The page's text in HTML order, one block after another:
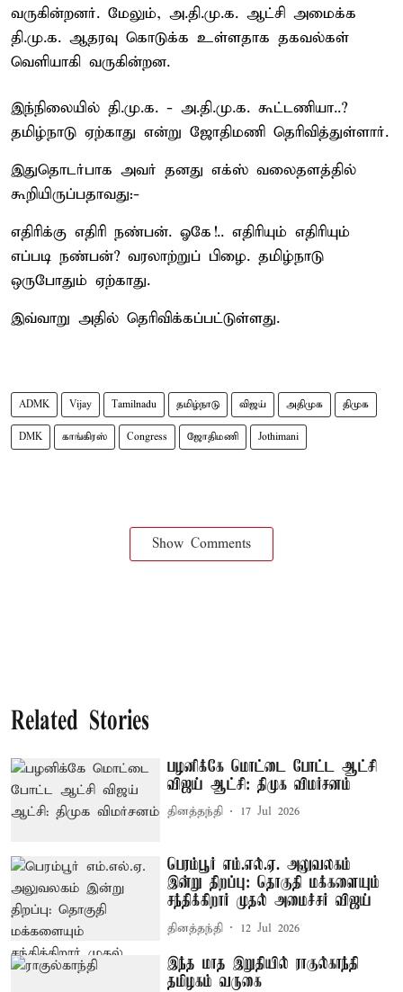
வருகின்றனர். மேலும், அ.தி.மு.க. ஆட்சி அமைக்க
தி.மு.க. ஆதரவு கொடுக்க உள்ளதாக தகவல்கள்
வெளியாகி வருகின்றன.
இந்நிலையில் தி.மு.க. - அ.தி.மு.க. கூட்டணியா..?
தமிழ்நாடு ஏற்காது என்று ஜோதிமணி தெரிவித்துள்ளார்.
இதுதொடர்பாக அவர் தனது எக்ஸ் வலைதளத்தில்
கூறியிருப்பதாவது:-
எதிரிக்கு எதிரி நண்பன். ஓகே!.. எதிரியும் எதிரியும்
எப்படி நண்பன்? வரலாற்றுப் பிழை. தமிழ்நாடு
ஒருபோதும் ஏற்காது.
இவ்வாறு அதில் தெரிவிக்கப்பட்டுள்ளது.
ADMK Vijay Tamilnadu தமிழ்நாடு விஜய் அதிமுக திமுக
DMK காங்கிரஸ் Congress ஜோதிமணி Jothimani
Show Comments
Related Stories
பழனிக்கே மொட்டை போட்ட ஆட்சி
விஜய் ஆட்சி: திமுக விமர்சனம்
தினத்தந்தி 17 Jul 2026
பெரம்பூர் எம்.எல்.ஏ. அலுவலகம்
இன்று திறப்பு: தொகுதி மக்களையும்
சந்திக்கிறார் முதல் அமைச்சர் விஜய்
தினத்தந்தி 12 Jul 2026
இந்த மாத இறுதியில் ராகுல்காந்தி
தமிழகம் வருகை